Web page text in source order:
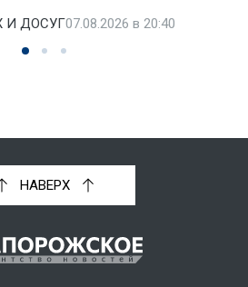
И ДОСУГ07.08.2026 в 20:40
НАВЕРХ